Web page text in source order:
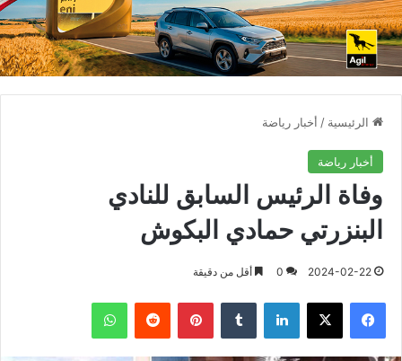
الرئيسية / أخبار رياضة
أخبار رياضة
وفاة الرئيس السابق للنادي
البنزرتي حمادي البكوش
2024-02-22
0 أقل من دقيقة
فيسبوك X لينكدإن بينتيريست واتساب